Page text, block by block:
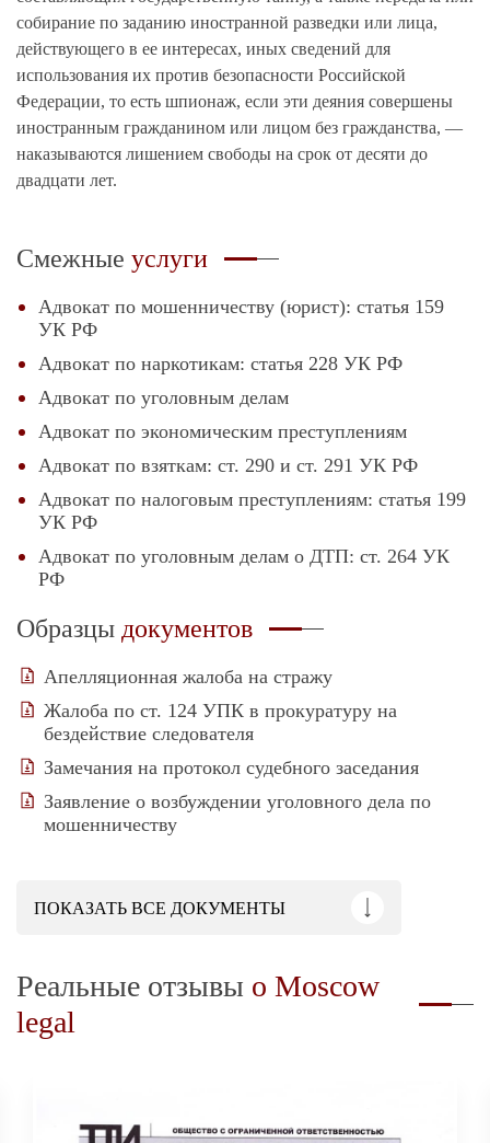
собирание по заданию иностранной разведки или лица,
действующего в ее интересах, иных сведений для
использования их против безопасности Российской
Федерации, то есть шпионаж, если эти деяния совершены
иностранным гражданином или лицом без гражданства, —
наказываются лишением свободы на срок от десяти до
двадцати лет.
Смежные услуги
Адвокат по мошенничеству (юрист): статья 159
УК РФ
Адвокат по наркотикам: статья 228 УК РФ
Адвокат по уголовным делам
Адвокат по экономическим преступлениям
Адвокат по взяткам: ст. 290 и ст. 291 УК РФ
Адвокат по налоговым преступлениям: статья 199
УК РФ
Адвокат по уголовным делам о ДТП: ст. 264 УК
РФ
Образцы документов
Апелляционная жалоба на стражу
Жалоба по ст. 124 УПК в прокуратуру на
бездействие следователя
Замечания на протокол судебного заседания
Заявление о возбуждении уголовного дела по
мошенничеству
ПОКАЗАТЬ ВСЕ ДОКУМЕНТЫ
Реальные отзывы о Moscow
legal